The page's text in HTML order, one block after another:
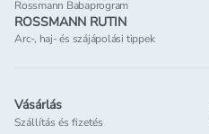
Rossmann Babaprogram
ROSSMANN RUTIN
Arc-, haj- és szájápolási tippek
Vásárlás
Szállítás és fizetés